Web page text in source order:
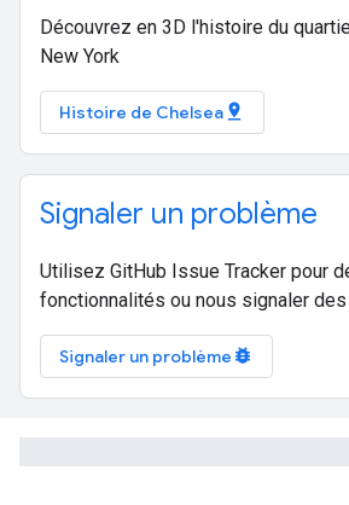
Découvrez en 3D l'histoire du
New York
Histoire de Chelsea pin_drop
Signaler un problème
Utilisez GitHub Issue Tracker pour
fonctionnalités ou nous signaler des
Signaler un problème bug_report